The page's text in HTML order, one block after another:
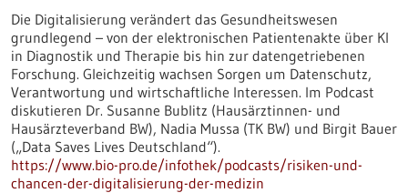
Die Digitalisierung verändert das Gesundheitswesen
grundlegend – von der elektronischen Patientenakte über KI
in Diagnostik und Therapie bis hin zur datengetriebenen
Forschung. Gleichzeitig wachsen Sorgen um Datenschutz,
Verantwortung und wirtschaftliche Interessen. Im Podcast
diskutieren Dr. Susanne Bublitz (Hausärztinnen- und
Hausärzteverband BW), Nadia Mussa (TK BW) und Birgit Bauer
(„Data Saves Lives Deutschland“).
https://www.bio-pro.de/infothek/podcasts/risiken-und-
chancen-der-digitalisierung-der-medizin